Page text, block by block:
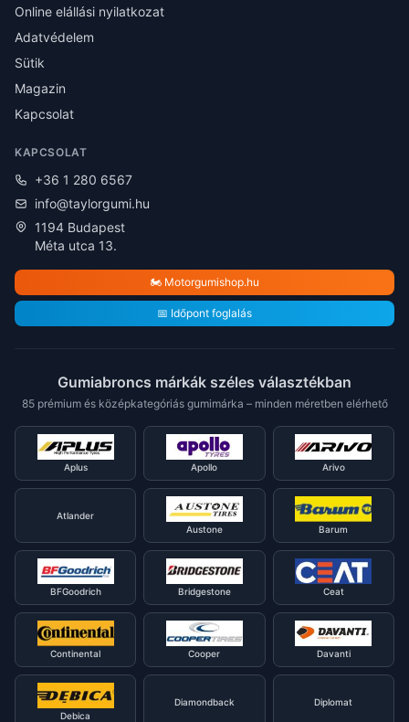
Online elállási nyilatkozat
Adatvédelem
Sütik
Magazin
Kapcsolat
KAPCSOLAT
+36 1 280 6567
info@taylorgumi.hu
1194 Budapest
Méta utca 13.
🏍️ Motorgumishop.hu
📅 Időpont foglalás
Gumiabroncs márkák széles választékban
85 prémium és középkategóriás gumimárka – minden méretben elérhető
Aplus Apollo Arivo
Atlander
Austone
Barum
BFGoodrich Bridgestone Ceat
Continental Cooper Davanti
Debica
Diamondback Diplomat